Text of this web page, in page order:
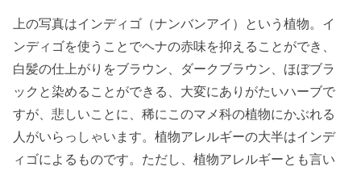
上の写真はインディゴ（ナンバンアイ）という植物。イ
ンディゴを使うことでヘナの赤味を抑えることができ、
白髪の仕上がりをブラウン、ダークブラウン、ほぼブラ
ックと染めることができる、大変にありがたいハーブで
すが、悲しいことに、稀にこのマメ科の植物にかぶれる
人がいらっしゃいます。植物アレルギーの大半はインデ
ィゴによるものです。ただし、植物アレルギーとも言い